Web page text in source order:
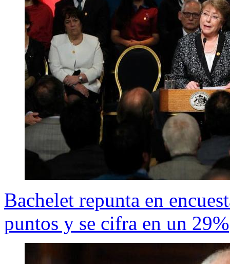
Bachelet repunta en
puntos y se cifra en un 29%